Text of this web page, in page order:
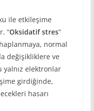
ile etkileşime
“Oksidatif stres”
normal
değişikliklere ve
yalnız elektronlar
girdiğinde,
hasarı